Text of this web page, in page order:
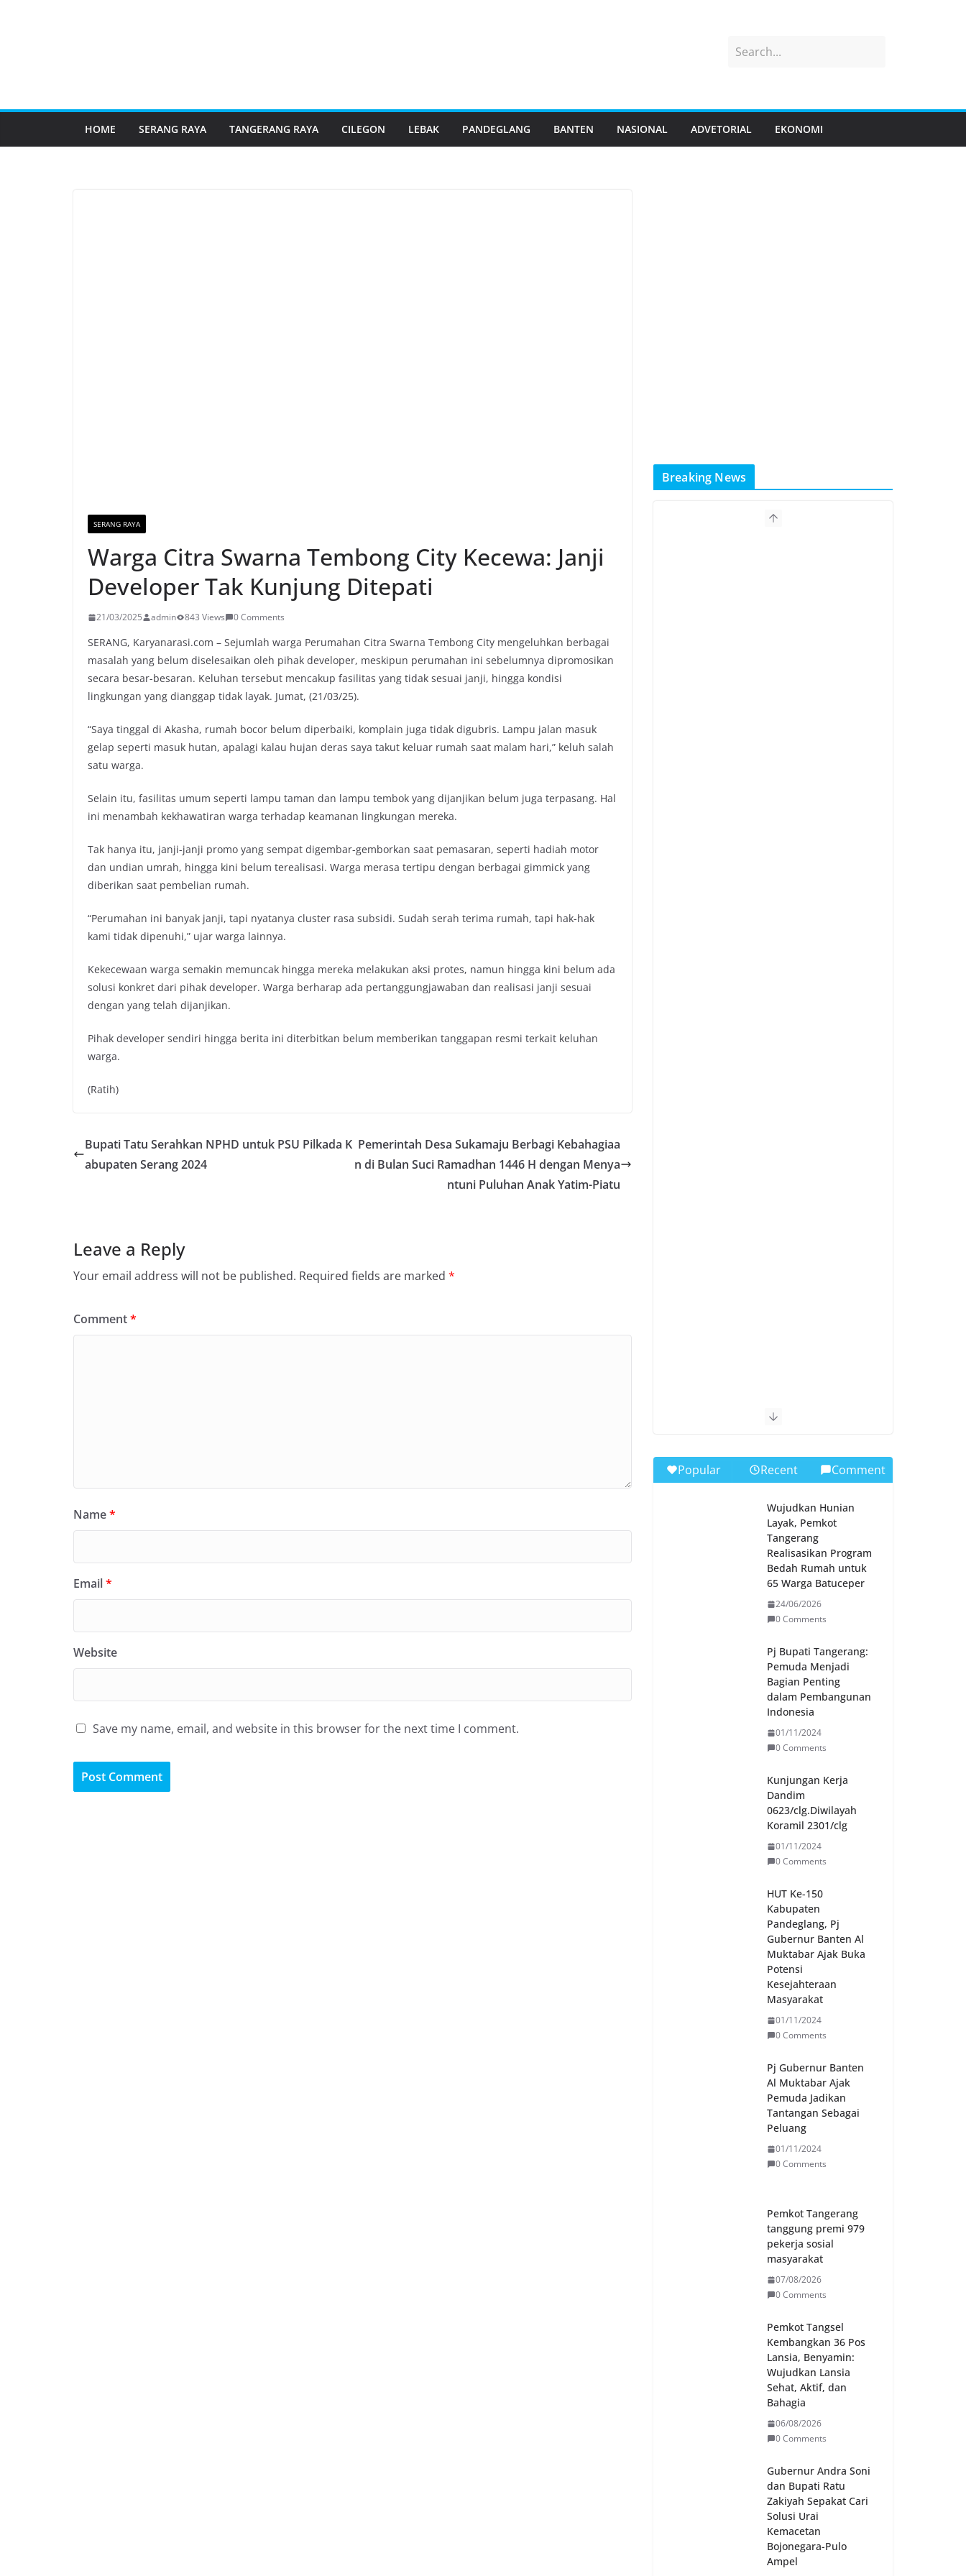
HOME SERANG RAYA TANGERANG RAYA CILEGON LEBAK PANDEGLANG BANTEN NASIONAL ADVETORIAL EKONOMI
SERANG RAYA
Warga Citra Swarna Tembong City Kecewa: Janji
Developer Tak Kunjung Ditepati
21/03/2025 admin 843 Views 0 Comments
SERANG, Karyanarasi.com – Sejumlah warga Perumahan Citra Swarna Tembong City mengeluhkan berbagai
masalah yang belum diselesaikan oleh pihak developer, meskipun perumahan ini sebelumnya dipromosikan
secara besar-besaran. Keluhan tersebut mencakup fasilitas yang tidak sesuai janji, hingga kondisi
lingkungan yang dianggap tidak layak. Jumat, (21/03/25).
“Saya tinggal di Akasha, rumah bocor belum diperbaiki, komplain juga tidak digubris. Lampu jalan masuk
gelap seperti masuk hutan, apalagi kalau hujan deras saya takut keluar rumah saat malam hari,” keluh salah
satu warga.
Selain itu, fasilitas umum seperti lampu taman dan lampu tembok yang dijanjikan belum juga terpasang. Hal
ini menambah kekhawatiran warga terhadap keamanan lingkungan mereka.
Tak hanya itu, janji-janji promo yang sempat digembar-gemborkan saat pemasaran, seperti hadiah motor
dan undian umrah, hingga kini belum terealisasi. Warga merasa tertipu dengan berbagai gimmick yang
diberikan saat pembelian rumah.
“Perumahan ini banyak janji, tapi nyatanya cluster rasa subsidi. Sudah serah terima rumah, tapi hak-hak
kami tidak dipenuhi,” ujar warga lainnya.
Kekecewaan warga semakin memuncak hingga mereka melakukan aksi protes, namun hingga kini belum ada
solusi konkret dari pihak developer. Warga berharap ada pertanggungjawaban dan realisasi janji sesuai
dengan yang telah dijanjikan.
Pihak developer sendiri hingga berita ini diterbitkan belum memberikan tanggapan resmi terkait keluhan
warga.
(Ratih)
Bupati Tatu Serahkan NPHD untuk PSU Pilkada K
abupaten Serang 2024
Pemerintah Desa Sukamaju Berbagi Kebahagiaa
n di Bulan Suci Ramadhan 1446 H dengan Menya
ntuni Puluhan Anak Yatim-Piatu
Leave a Reply
Your email address will not be published. Required fields are marked *
Comment*
Name*
Email*
Website
Save my name, email, and website in this browser for the next time I comment.
Breaking News
Popular Recent Comment
Wujudkan Hunian
Layak, Pemkot
Tangerang
Realisasikan Program
Bedah Rumah untuk
65 Warga Batuceper
24/06/2026
0 Comments
Pj Bupati Tangerang:
Pemuda Menjadi
Bagian Penting
dalam Pembangunan
Indonesia
01/11/2024
0 Comments
Kunjungan Kerja
Dandim
0623/clg.Diwilayah
Koramil 2301/clg
01/11/2024
0 Comments
HUT Ke-150
Kabupaten
Pandeglang, Pj
Gubernur Banten Al
Muktabar Ajak Buka
Potensi
Kesejahteraan
Masyarakat
01/11/2024
0 Comments
Pj Gubernur Banten
Al Muktabar Ajak
Pemuda Jadikan
Tantangan Sebagai
Peluang
01/11/2024
0 Comments
Pemkot Tangerang
tanggung premi 979
pekerja sosial
masyarakat
07/08/2026
0 Comments
Pemkot Tangsel
Kembangkan 36 Pos
Lansia, Benyamin:
Wujudkan Lansia
Sehat, Aktif, dan
Bahagia
06/08/2026
0 Comments
Gubernur Andra Soni
dan Bupati Ratu
Zakiyah Sepakat Cari
Solusi Urai
Kemacetan
Bojonegara-Pulo
Ampel